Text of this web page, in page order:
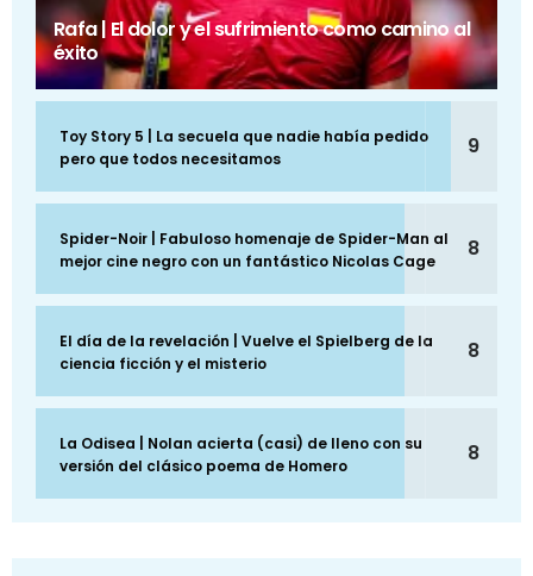
Rafa | El dolor y el sufrimiento como camino al
éxito
Toy Story 5 | La secuela que nadie había pedido
pero que todos necesitamos
9
Spider-Noir | Fabuloso homenaje de Spider-Man al
mejor cine negro con un fantástico Nicolas Cage
8
El día de la revelación | Vuelve el Spielberg de la
ciencia ficción y el misterio
8
La Odisea | Nolan acierta (casi) de lleno con su
versión del clásico poema de Homero
8